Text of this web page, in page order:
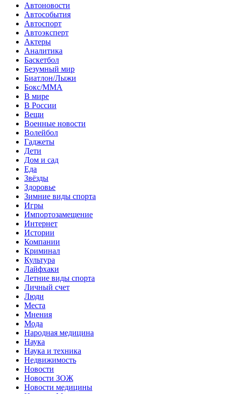
Автоновости
Автособытия
Автоспорт
Автоэксперт
Актеры
Аналитика
Баскетбол
Безумный мир
Биатлон/Лыжи
Бокс/MMA
В мире
В России
Вещи
Военные новости
Волейбол
Гаджеты
Дети
Дом и сад
Еда
Звёзды
Здоровье
Зимние виды спорта
Игры
Импортозамещение
Интернет
Истории
Компании
Криминал
Культура
Лайфхаки
Летние виды спорта
Личный счет
Люди
Места
Мнения
Мода
Народная медицина
Наука
Наука и техника
Недвижимость
Новости
Новости ЗОЖ
Новости медицины